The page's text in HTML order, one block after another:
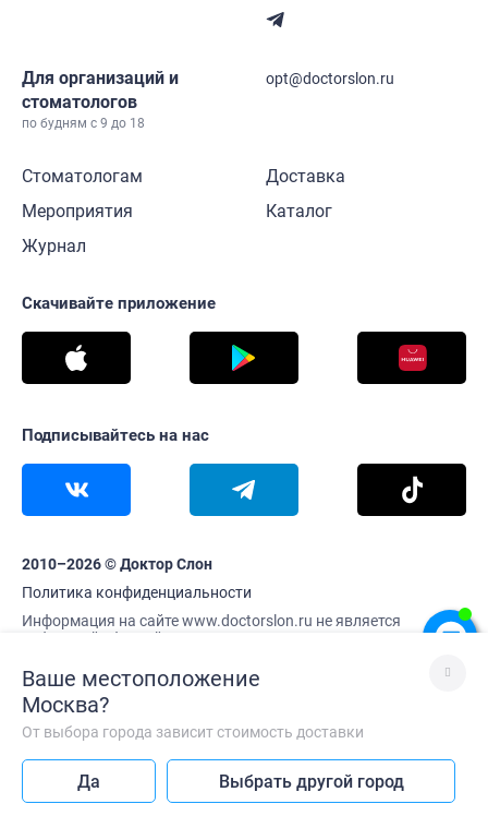
Главная Каталог Корзина Меню Профиль
Для организаций и
стоматологов
по будням с 9 до 18
opt@doctorslon.ru
Стоматологам
Мероприятия
Журнал
Доставка
Каталог
Скачивайте приложение
Подписывайтесь на нас
2010–2026 © Доктор Слон
Политика конфиденциальности
Информация на сайте www.doctorslon.ru не является
публичной офертой
Лучше без VPN
Так сайт работает быстрее
Ваше местоположение
Москва?
От выбора города зависит стоимость доставки
Да Выбрать другой город